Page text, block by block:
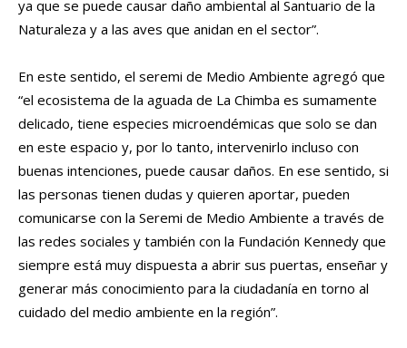
ya que se puede causar daño ambiental al Santuario de la
Naturaleza y a las aves que anidan en el sector”.
En este sentido, el seremi de Medio Ambiente agregó que
“el ecosistema de la aguada de La Chimba es sumamente
delicado, tiene especies microendémicas que solo se dan
en este espacio y, por lo tanto, intervenirlo incluso con
buenas intenciones, puede causar daños. En ese sentido, si
las personas tienen dudas y quieren aportar, pueden
comunicarse con la Seremi de Medio Ambiente a través de
las redes sociales y también con la Fundación Kennedy que
siempre está muy dispuesta a abrir sus puertas, enseñar y
generar más conocimiento para la ciudadanía en torno al
cuidado del medio ambiente en la región”.